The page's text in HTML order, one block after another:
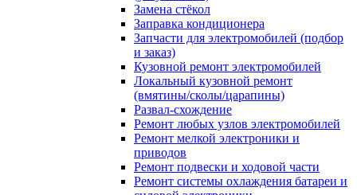
Замена стёкол
Заправка кондиционера
Запчасти для электромобилей (подбор
и заказ)
Кузовной ремонт электромобилей
Локальный кузовной ремонт
(вмятины/сколы/царапины)
Развал-схождение
Ремонт любых узлов электромобилей
Ремонт мелкой электроники и
приводов
Ремонт подвески и ходовой части
Ремонт системы охлаждения батареи и